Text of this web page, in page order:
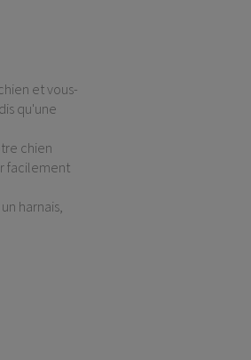
et vous-
qu'une
chien
facilement
harnais,